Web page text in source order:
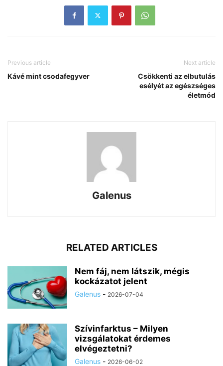
Previous article
Kávé mint csodafegyver
Next article
Csökkenti az elbutulás
esélyét az egészséges
életmód
Galenus
RELATED ARTICLES
Nem fáj, nem látszik, mégis
kockázatot jelent
Galenus - 2026-07-04
Szívinfarktus – Milyen
vizsgálatokat érdemes
elvégeztetni?
Galenus - 2026-06-02